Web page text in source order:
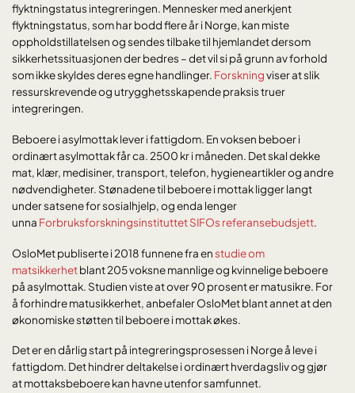
flyktningstatus integreringen. Mennesker med anerkjent
flyktningstatus, som har bodd flere år i Norge, kan miste
oppholdstillatelsen og sendes tilbake til hjemlandet dersom
sikkerhetssituasjonen der bedres – det vil si på grunn av forhold
som ikke skyldes deres egne handlinger. Forskningviser at slik
ressurskrevende og utrygghetsskapende praksis truer
integreringen.
Beboere i asylmottak lever i fattigdom. En voksen beboer i
ordinært asylmottak får ca. 2500 kr i måneden. Det skal dekke
mat, klær, medisiner, transport, telefon, hygieneartikler og andre
nødvendigheter. Stønadene til beboere i mottak ligger langt
under satsene for sosialhjelp, og enda lenger
unna Forbruksforskningsinstituttet SIFOs referansebudsjett.
OsloMet publiserte i 2018 funnene fra enstudie om
matsikkerhetblant 205 voksne mannlige og kvinnelige beboere
på asylmottak. Studien viste at over 90 prosent er matusikre. For
å forhindre matusikkerhet, anbefaler OsloMet blant annet at den
økonomiske støtten til beboere i mottak økes.
Det er en dårlig start på integreringsprosessen i Norge å leve i
fattigdom. Det hindrer deltakelse i ordinært hverdagsliv og gjør
at mottaksbeboere kan havne utenfor samfunnet.